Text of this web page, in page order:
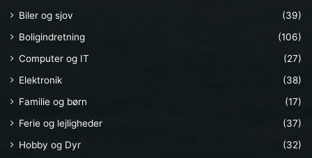
Biler og sjov
(39)
Boligindretning
(106)
Computer og IT
(27)
Elektronik
(38)
Familie og børn
(17)
Ferie og lejligheder
(37)
Hobby og Dyr
(32)